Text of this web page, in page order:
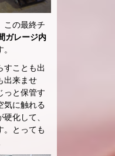
この最終チ
ガレージ内
すことも出
出来ませ
っと保管す
に触れる
化して、
。とっても